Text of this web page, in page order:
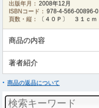
出版年月： 2008年12月
ISBNコード： 978-4-566-00896-0
頁数・縦：
〔４０Ｐ〕 ３１ｃｍ
商品の内容
著者紹介
商品の返品について